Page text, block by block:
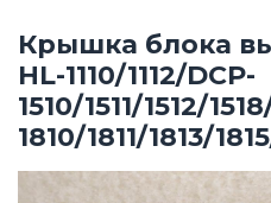
Крышка блока
HL-1110/1112/DCP-
1510/1511/1512/
1810/1811/1813/